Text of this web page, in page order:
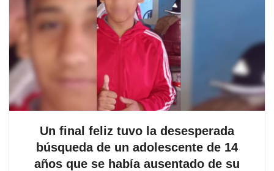
Un final feliz tuvo la desesperada
búsqueda de un adolescente de 14
años que se había ausentado de su